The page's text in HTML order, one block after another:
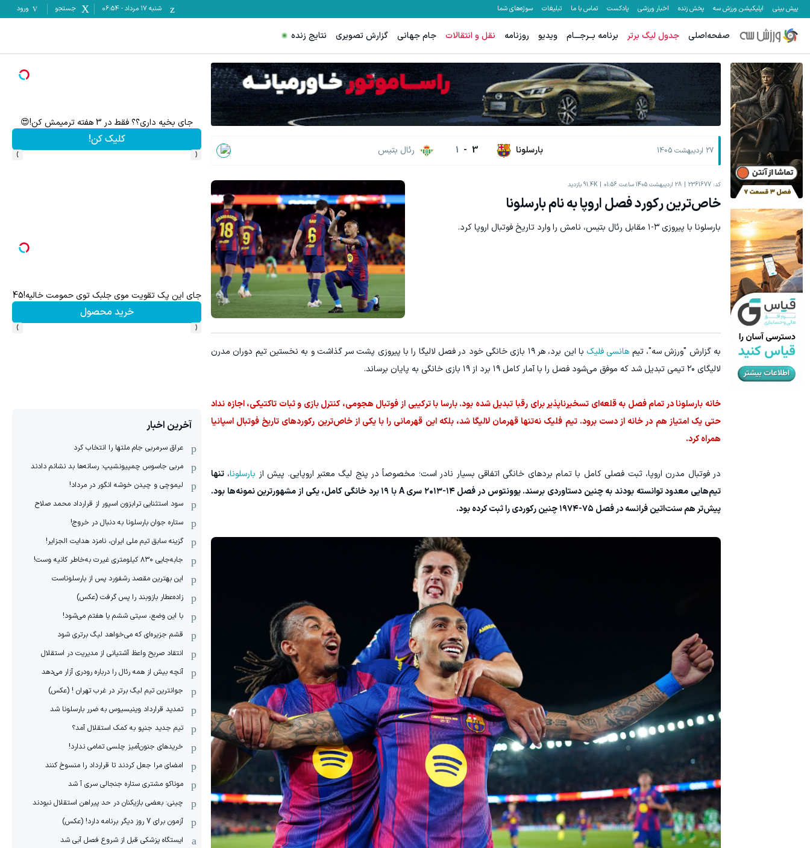
پیش بینی اپلیکیشن ورزش سه پخش زنده اخبار ورزشی پادکست تماس با ما تبلیغات سوژه‌های شما شنبه ۱۷ مرداد -
06:54 جستجو ورود
صفحه‌اصلی جدول لیگ برتر برنامه بــرجـــام ویدیو روزنامه نقل و انتقالات جام جهانی گزارش تصویری نتایج زنده
27 اردیبهشت 1405 بارسلونا 3
-
1 رئال بتیس
کد: 2361677 28 اردیبهشت 1405 ساعت 01:56 91.4K بازدید
خاص‌ترین رکورد فصل اروپا به نام بارسلونا
بارسلونا با پیروزی ۳-۱ مقابل رئال بتیس، نامش را وارد تاریخ فوتبال اروپا کرد.
به گزارش "ورزش سه"، تیم هانسی فلیک
با این برد، هر ۱۹ بازی خانگی خود در فصل لالیگا را با پیروزی پشت سر گذاشت و به نخستین تیم دوران مدرن
لالیگای ۲۰ تیمی تبدیل شد که موفق می‌شود فصل را با آمار کامل ۱۹ برد از ۱۹ بازی خانگی به پایان برساند.
خانه بارسلونا در تمام فصل به قلعه‌ای تسخیرناپذیر برای رقبا تبدیل شده بود. بارسا با ترکیبی از فوتبال هجومی، کنترل بازی و ثبات تاکتیکی، اجازه نداد
حتی یک امتیاز هم در خانه از دست برود. تیم فلیک نه‌تنها قهرمان لالیگا شد، بلکه این قهرمانی را با یکی از خاص‌ترین رکوردهای تاریخ فوتبال اسپانیا
همراه کرد.
در فوتبال مدرن اروپا، ثبت فصلی کامل با تمام بردهای خانگی اتفاقی بسیار نادر است؛ مخصوصاً در پنج لیگ معتبر اروپایی. پیش از بارسلونا، تنها
تیم‌هایی معدود توانسته بودند به چنین دستاوردی برسند. یوونتوس در فصل ۱۴-۲۰۱۳ سری‌ A با ۱۹ برد خانگی کامل، یکی از مشهورترین نمونه‌ها بود.
پیش‌تر هم سنت‌اتین فرانسه در فصل ۷۵-۱۹۷۴ چنین رکوردی را ثبت کرده بود.
جای بخیه داری؟؟ فقط در 3 هفته ترمیمش کن!😍
کلیک کن!
‹
›
جای این پک تقویت موی جلبک توی حمومت خالیه!45%تخفیف
خرید محصول
‹
›
آخرین اخبار
عراق سرمربی جام ملتها را انتخاب کرد
مربی جاسوس چمپیونشیپ: رسانه‌ها بد نشانم دادند
لیموچی و چیدن خوشه انگور در مرداد!
سود استثنایی ترابزون اسپور از قرارداد محمد صلاح
ستاره جوان بارسلونا به دنبال در خروج!
گزینه سابق تیم ملی ایران، نامزد هدایت الجزایر!
جابه‌جایی ۸۳۰ کیلومتری غیرت به‌خاطر کانیه وست!
این بهترین مقصد رشفورد پس از بارسلوناست
زاده‌عطار بازوبند را پس گرفت (عکس)
با این وضع، سیتی ششم یا هفتم می‌شود!
قشم جزیره‌ای که می‌خواهد لیگ برتری شود
انتقاد صریح واعظ آشتیانی از مدیریت در استقلال
آنچه بیش از همه رئال را درباره رودری آزار می‌دهد
جوانترین تیم لیگ برتر در غرب تهران ! (عکس)
تمدید قرارداد وینیسیوس به ضرر بارسلونا شد
تیم جدید جنپو به کمک استقلال آمد؟
خریدهای جنون‌آمیز چلسی تمامی ندارد!
امضای مرا جعل کردند تا قرارداد را منسوخ کنند
موناکو مشتری ستاره جنجالی سری آ شد
چینی: بعضی بازیکنان در حد پیراهن استقلال نبودند
آزمون برای 7 روز دیگر برنامه دارد! (عکس)
ایستگاه پزشکی قبل از شروع فصل آبی شد